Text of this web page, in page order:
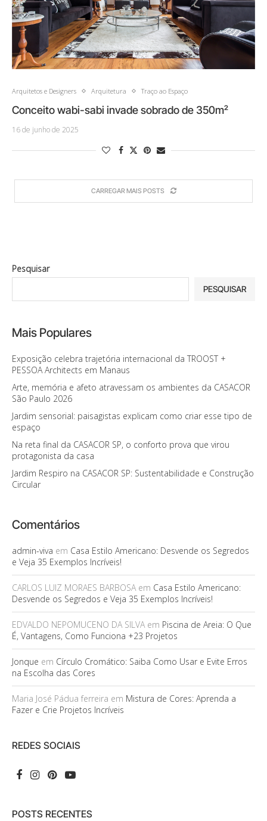
Arquitetos e Designers Arquitetura Traço ao Espaço
Conceito wabi-sabi invade sobrado de 350m²
16 de junho de 2025
CARREGAR MAIS POSTS
Pesquisar
PESQUISAR
Mais Populares
Exposição celebra trajetória internacional da TROOST +
PESSOA Architects em Manaus
Arte, memória e afeto atravessam os ambientes da CASACOR
São Paulo 2026
Jardim sensorial: paisagistas explicam como criar esse tipo de
espaço
Na reta final da CASACOR SP, o conforto prova que virou
protagonista da casa
Jardim Respiro na CASACOR SP: Sustentabilidade e Construção
Circular
Comentários
admin-viva em Casa Estilo Americano: Desvende os Segredos
e Veja 35 Exemplos Incríveis!
CARLOS LUIZ MORAES BARBOSAem Casa Estilo Americano:
Desvende os Segredos e Veja 35 Exemplos Incríveis!
EDVALDO NEPOMUCENO DA SILVAem Piscina de Areia: O Que
É, Vantagens, Como Funciona +23 Projetos
Jonque em Círculo Cromático: Saiba Como Usar e Evite Erros
na Escolha das Cores
Maria José Pádua ferreira em Mistura de Cores: Aprenda a
Fazer e Crie Projetos Incríveis
REDES SOCIAIS
POSTS RECENTES